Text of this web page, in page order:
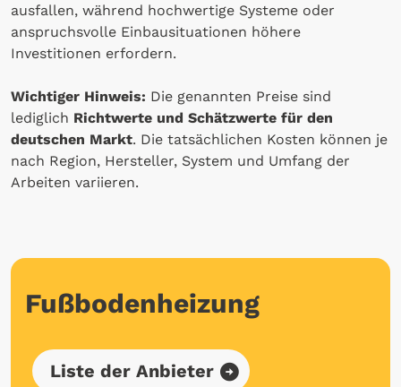
ausfallen, während hochwertige Systeme oder
anspruchsvolle Einbausituationen höhere
Investitionen erfordern.
Wichtiger Hinweis: Die genannten Preise sind
lediglich Richtwerte und Schätzwerte für den
deutschen Markt. Die tatsächlichen Kosten können je
nach Region, Hersteller, System und Umfang der
Arbeiten variieren.
Fußbodenheizung
Liste der Anbieter